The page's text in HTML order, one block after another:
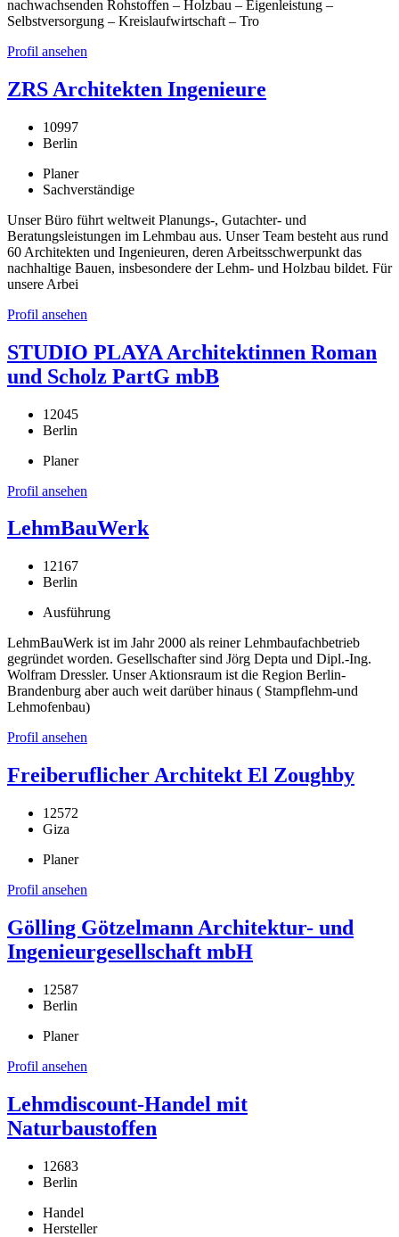
nachwachsenden Rohstoffen – Holzbau – Eigenleistung –
Selbstversorgung – Kreislaufwirtschaft – Tro
Profil ansehen
ZRS Architekten Ingenieure
10997
Berlin
Planer
Sachverständige
Unser Büro führt weltweit Planungs-, Gutachter- und
Beratungsleistungen im Lehmbau aus. Unser Team besteht aus rund
60 Architekten und Ingenieuren, deren Arbeitsschwerpunkt das
nachhaltige Bauen, insbesondere der Lehm- und Holzbau bildet. Für
unsere Arbei
Profil ansehen
STUDIO PLAYA Architektinnen Roman
und Scholz PartG mbB
12045
Berlin
Planer
Profil ansehen
LehmBauWerk
12167
Berlin
Ausführung
LehmBauWerk ist im Jahr 2000 als reiner Lehmbaufachbetrieb
gegründet worden. Gesellschafter sind Jörg Depta und Dipl.-Ing.
Wolfram Dressler. Unser Aktionsraum ist die Region Berlin-
Brandenburg aber auch weit darüber hinaus ( Stampflehm-und
Lehmofenbau)
Profil ansehen
Freiberuflicher Architekt El Zoughby
12572
Giza
Planer
Profil ansehen
Gölling Götzelmann Architektur- und
Ingenieurgesellschaft mbH
12587
Berlin
Planer
Profil ansehen
Lehmdiscount-Handel mit
Naturbaustoffen
12683
Berlin
Handel
Hersteller